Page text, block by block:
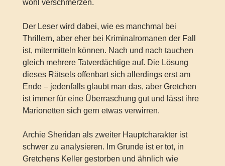
wohl verschmerzen.
Der Leser wird dabei, wie es manchmal bei
Thrillern, aber eher bei Kriminalromanen der Fall
ist, mitermitteln können. Nach und nach tauchen
gleich mehrere Tatverdächtige auf. Die Lösung
dieses Rätsels offenbart sich allerdings erst am
Ende – jedenfalls glaubt man das, aber Gretchen
ist immer für eine Überraschung gut und lässt ihre
Marionetten sich gern etwas verwirren.
Archie Sheridan als zweiter Hauptcharakter ist
schwer zu analysieren. Im Grunde ist er tot, in
Gretchens Keller gestorben und ähnlich wie